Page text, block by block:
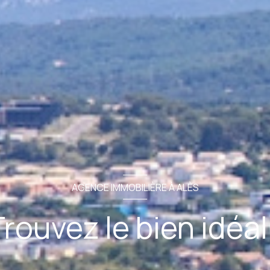
AGENCE IMMOBILIÈRE À ALÈS
le bien